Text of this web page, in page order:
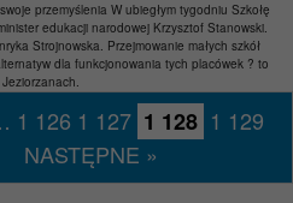
przemyślenia W ubiegłym tygodniu Szkołę
edukacji narodowej Krzysztof Stanowski.
Strojnowska. Przejmowanie małych szkół
dla funkcjonowania tych placówek ? to
1 126 1 127 1 128 1 129
NASTĘPNE »